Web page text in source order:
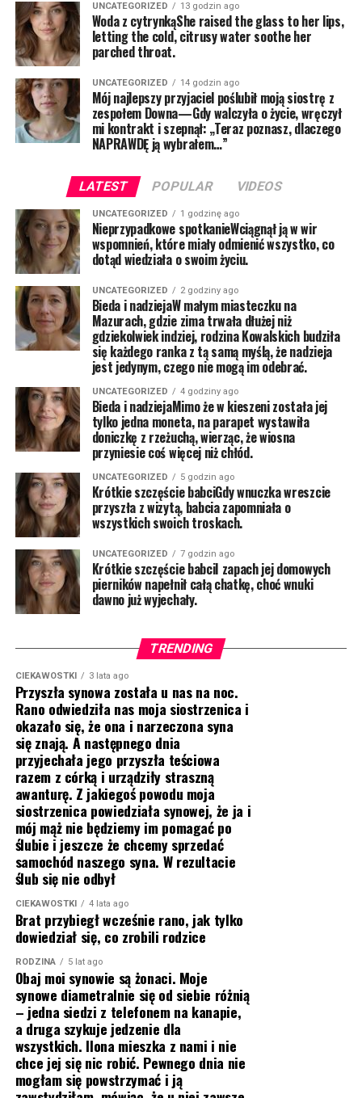
UNCATEGORIZED 13 godzin ago
Woda z cytrynkąShe raised the glass to her lips,
letting the cold, citrusy water soothe her
parched throat.
UNCATEGORIZED 14 godzin ago
Mój najlepszy przyjaciel poślubił moją siostrę z
zespołem Downa—Gdy walczyła o życie, wręczył
mi kontrakt i szepnął: „Teraz poznasz, dlaczego
NAPRAWDĘ ją wybrałem…”
LATEST POPULAR VIDEOS
UNCATEGORIZED 1 godzinę ago
Nieprzypadkowe spotkanieWciągnął ją w wir
wspomnień, które miały odmienić wszystko, co
dotąd wiedziała o swoim życiu.
UNCATEGORIZED 2 godziny ago
Bieda i nadziejaW małym miasteczku na
Mazurach, gdzie zima trwała dłużej niż
gdziekolwiek indziej, rodzina Kowalskich budziła
się każdego ranka z tą samą myślą, że nadzieja
jest jedynym, czego nie mogą im odebrać.
UNCATEGORIZED 4 godziny ago
Bieda i nadziejaMimo że w kieszeni została jej
tylko jedna moneta, na parapet wystawiła
doniczkę z rzeżuchą, wierząc, że wiosna
przyniesie coś więcej niż chłód.
UNCATEGORIZED 5 godzin ago
Krótkie szczęście babciGdy wnuczka wreszcie
przyszła z wizytą, babcia zapomniała o
wszystkich swoich troskach.
UNCATEGORIZED 7 godzin ago
Krótkie szczęście babciI zapach jej domowych
pierników napełnił całą chatkę, choć wnuki
dawno już wyjechały.
TRENDING
CIEKAWOSTKI 3 lata ago
Przyszła synowa została u nas na noc.
Rano odwiedziła nas moja siostrzenica i
okazało się, że ona i narzeczona syna
się znają. A następnego dnia
przyjechała jego przyszła teściowa
razem z córką i urządziły straszną
awanturę. Z jakiegoś powodu moja
siostrzenica powiedziała synowej, że ja i
mój mąż nie będziemy im pomagać po
ślubie i jeszcze że chcemy sprzedać
samochód naszego syna. W rezultacie
ślub się nie odbył
CIEKAWOSTKI 4 lata ago
Brat przybiegł wcześnie rano, jak tylko
dowiedział się, co zrobili rodzice
RODZINA 5 lat ago
Obaj moi synowie są żonaci. Moje
synowe diametralnie się od siebie różnią
– jedna siedzi z telefonem na kanapie,
a druga szykuje jedzenie dla
wszystkich. Ilona mieszka z nami i nie
chce jej się nic robić. Pewnego dnia nie
mogłam się powstrzymać i ją